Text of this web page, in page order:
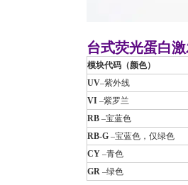
台式荧光蛋白
模块代码（颜色）
UV–紫外线
VI –紫罗兰
RB –宝蓝色
RB-G –宝蓝色，仅绿色
CY –青色
GR –绿色